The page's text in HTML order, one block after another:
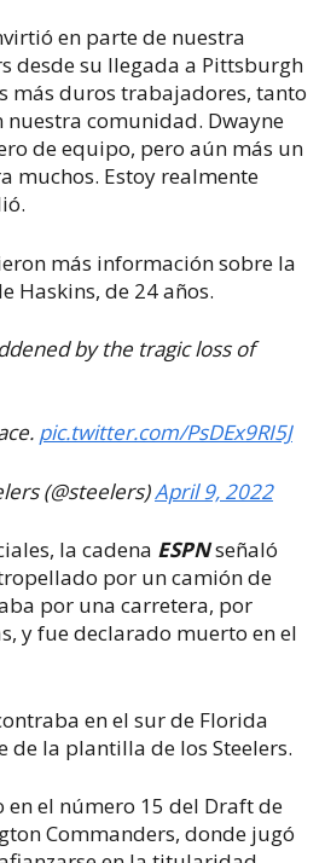
en parte de nuestra
desde su llegada a Pittsburgh
más duros trabajadores, tanto
nuestra comunidad. Dwayne
de equipo, pero aún más un
muchos. Estoy realmente
más información sobre la
Haskins, de 24 años.
by the tragic loss of
pic.twitter.com/PsDEx9RI5J
(@steelers)April 9, 2022
la cadena ESPNseñaló
por un camión de
por una carretera, por
y fue declarado muerto en el
en el sur de Florida
de la plantilla de los Steelers.
en el número 15 del Draft de
Commanders, donde jugó